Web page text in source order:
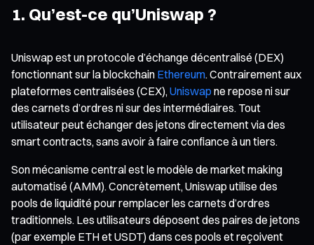
1. Qu’est-ce qu’Uniswap ?
Uniswap est un protocole d’échange décentralisé (DEX)
fonctionnant sur la blockchain Ethereum. Contrairement aux
plateformes centralisées (CEX), Uniswap ne repose ni sur
des carnets d’ordres ni sur des intermédiaires. Tout
utilisateur peut échanger des jetons directement via des
smart contracts, sans avoir à faire confiance à un tiers.
Son mécanisme central est le modèle de market making
automatisé (AMM). Concrètement, Uniswap utilise des
pools de liquidité pour remplacer les carnets d’ordres
traditionnels. Les utilisateurs déposent des paires de jetons
(par exemple ETH et USDT) dans ces pools et reçoivent